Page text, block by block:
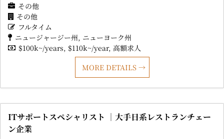
その他
その他
フルタイム
ニュージャージー州 ニューヨーク州
$100k~/years $110k~/year 高額求人
MORE DETAILS
ITサポートスペシャリスト ｜大手日系レストランチェー
ン企業